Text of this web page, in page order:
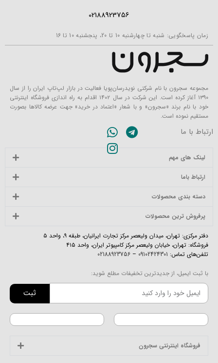
02188923756
زمان پاسخگویی: شنبه تا چهارشنبه 10 تا 20، پنجشنبه 10 تا 16
مجموعه سجرون با نام شرکتی نویدرسان‌پویا فعالیت در بازار لپ‌تاپ ایران را از سال
۱۳۹۰ آغاز کرده است. این شرکت در سال ۱۴۰۲ اقدام به راه اندازی فروشگاه اینترنتی
خود با نام برند «سجرون» و با شعار «اعتماد در خرید» جهت عرضه کالاها بصورت
مستقیم نموده است.
ارتباط با ما
لینک های مهم
ارتباط باما
دسته بندی محصولات
پرفروش ترین محصولات
دفتر مرکزی: تهران، میدان ولیعصر مرکز تجارت ایرانیان، طبقه ۹، واحد ۵
فروشگاه: تهران، خیابان ولیعصر مرکز کامپیوتر ایران، واحد ۴۱۵
تلفن‌های تماس: 09102424301
–
02188923756
با ثبت ایمیل، از جدیدترین تخفیفات مطلع شوید:
ثبت
فروشگاه اینترنتی سجرون